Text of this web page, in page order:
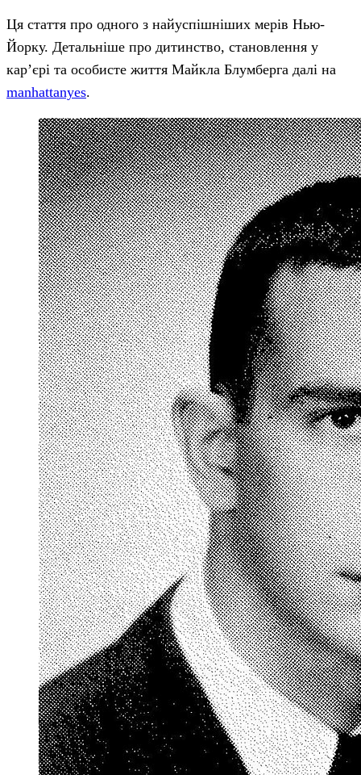
Ця стаття про одного з найуспішніших мерів Нью-
Йорку. Детальніше про дитинство, становлення у
кар’єрі та особисте життя Майкла Блумберга далі на
manhattanyes.